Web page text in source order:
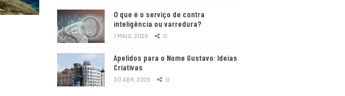
O que é o serviço de contra
inteligência ou varredura?
1 MAIO, 2026 0
Apelidos para o Nome Gustavo: Ideias
Criativas
30 ABR, 2026 0